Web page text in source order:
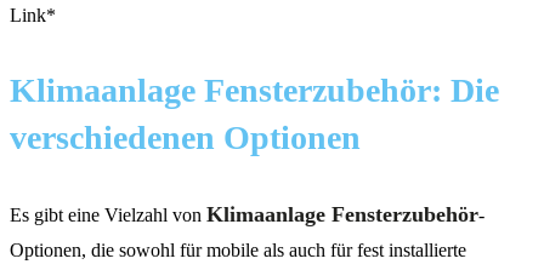
Link*
Klimaanlage Fensterzubehör: Die
verschiedenen Optionen
Es gibt eine Vielzahl von Klimaanlage Fensterzubehör-
Optionen, die sowohl für mobile als auch für fest installierte